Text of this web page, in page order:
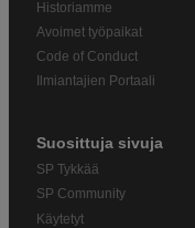
Historiamme
Avoimet työpaikat
Code of Conduct
Ilmiantajien Portaali
Suosittuja sivuja
SP Tykkää
SP Community
Käytetyt